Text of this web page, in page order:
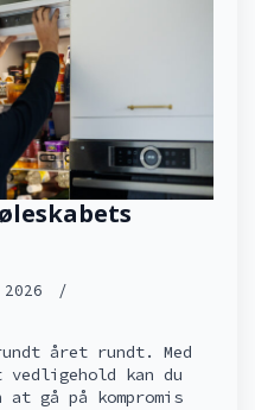
året rundt. Med
kan du
at gå på kompromis